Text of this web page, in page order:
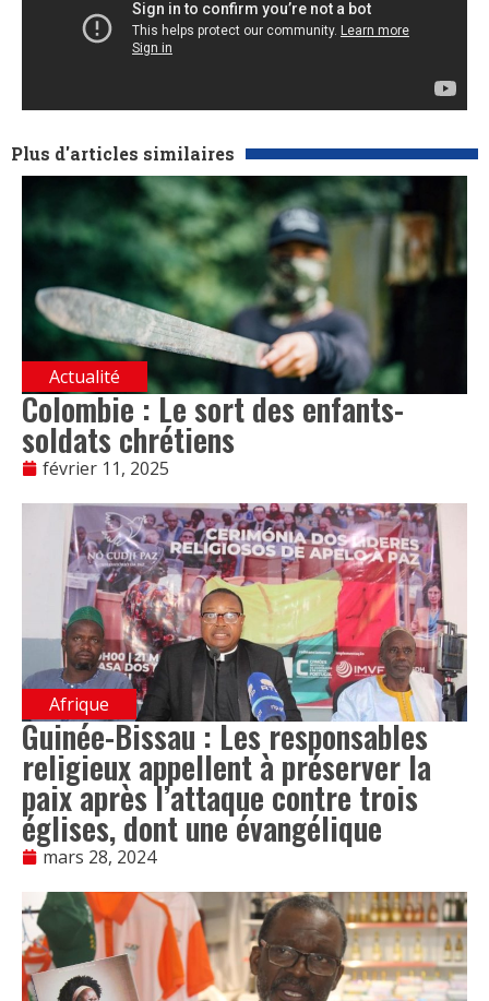
Plus d'articles similaires
Actualité
Colombie : Le sort des enfants-
soldats chrétiens
février 11, 2025
Afrique
Guinée-Bissau : Les responsables
religieux appellent à préserver la
paix après l’attaque contre trois
églises, dont une évangélique
mars 28, 2024